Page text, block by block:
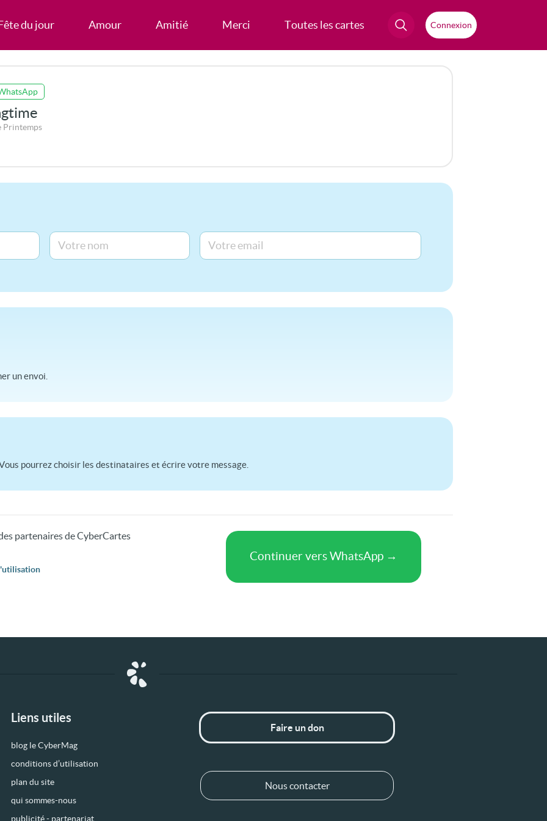
du jour Amour Amitié Merci Toutes les cartes Connexion
Printemps
un envoi.
pourrez choisir les destinataires et écrire votre message.
partenaires de CyberCartes
Liens utiles
blog le CyberMag
conditions d’utilisation
plan du site
qui sommes-nous
publicité - partenariat
Faire un don
Nous contacter